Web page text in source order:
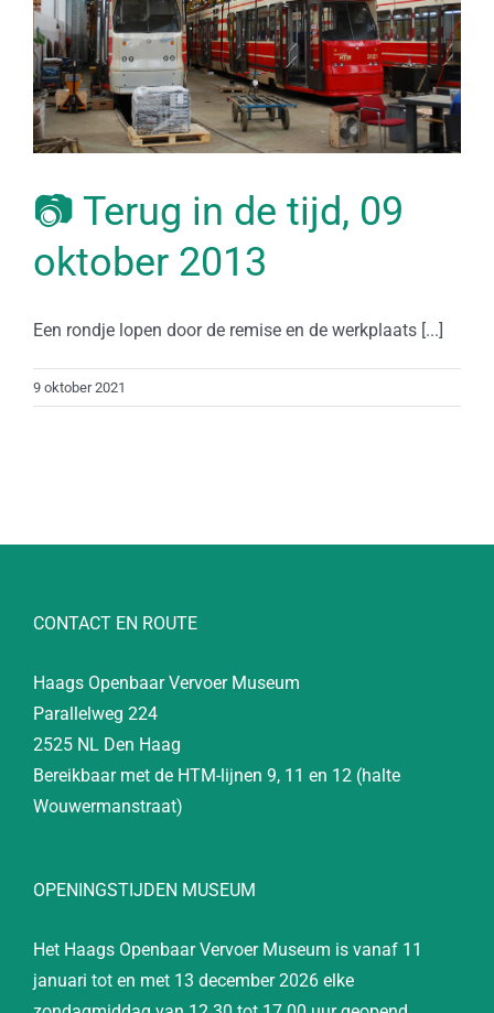
📷 Terug in de tijd, 09
oktober 2013
Een rondje lopen door de remise en de werkplaats [...]
9 oktober 2021
CONTACT EN ROUTE
Haags Openbaar Vervoer Museum
Parallelweg 224
2525 NL Den Haag
Bereikbaar met de HTM-lijnen 9, 11 en 12 (halte
Wouwermanstraat)
OPENINGSTIJDEN MUSEUM
Het Haags Openbaar Vervoer Museum is vanaf 11
januari tot en met 13 december 2026 elke